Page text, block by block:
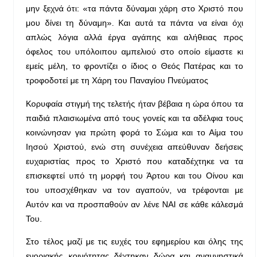
μην ξεχνά ότι: «τα πάντα δύναμαι χάρη στο Χριστό που
μου δίνει τη δύναμη». Και αυτά τα πάντα να είναι όχι
απλώς λόγια αλλά έργα αγάπης και αλήθειας προς
όφελος του υπόλοιπου αμπελιού στο οποίο είμαστε κι
εμείς μέλη, το φροντίζει ο ίδιος ο Θεός Πατέρας και το
τροφοδοτεί με τη Χάρη του Παναγίου Πνεύματος
Κορυφαία στιγμή της τελετής ήταν βέβαια η ώρα όπου τα
παιδιά πλαισιωμένα από τους γονείς και τα αδέλφια τους
κοινώνησαν για πρώτη φορά το Σώμα και το Αίμα του
Ιησού Χριστού, ενώ στη συνέχεια απεύθυναν δεήσεις
ευχαριστίας προς το Χριστό που καταδέχτηκε να τα
επισκεφτεί υπό τη μορφή του Άρτου και του Οίνου και
του υποσχέθηκαν να τον αγαπούν, να τρέφονται με
Αυτόν και να προσπαθούν αν λένε ΝΑΙ σε κάθε κάλεσμά
Του.
Στο τέλος μαζί με τις ευχές του εφημερίου και όλης της